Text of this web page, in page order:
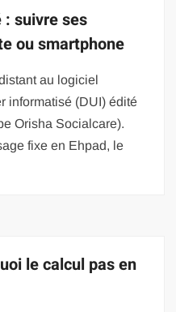
suivre ses
ou smartphone
au logiciel
informatisé (DUI) édité
Orisha Socialcare).
fixe en Ehpad, le
le calcul pas en